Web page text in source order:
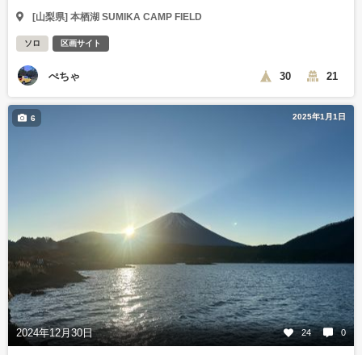
[山梨県] 本栖湖 SUMIKA CAMP FIELD
ソロ 区画サイト
ぺちゃ 30 21
2025年1月1日
2024年12月30日 24 0
6